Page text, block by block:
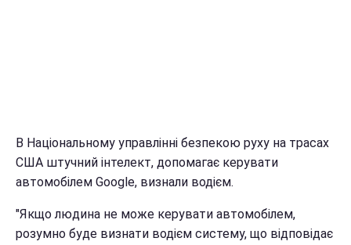
В Національному управлінні безпекою руху на трасах
США штучний інтелект, допомагає керувати
автомобілем Google, визнали водієм.
"Якщо людина не може керувати автомобілем,
розумно буде визнати водієм систему, що відповідає